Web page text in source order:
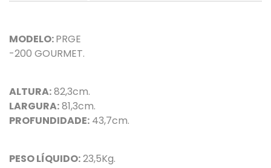
MODELO:PRGE
-200 GOURMET.
ALTURA:82,3cm.
LARGURA:81,3cm.
PROFUNDIDADE: 43,7cm.
PESO LÍQUIDO:23,5Kg.